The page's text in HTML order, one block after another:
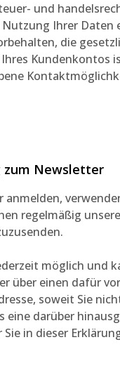
und
Ihrer
die
zum Newsletter
anmelden,
regelmäßig
möglich und
über einen dafür
soweit Sie
eine darüber
in dieser